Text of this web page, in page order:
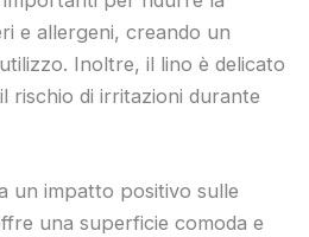
e allergeni, creando un
Inoltre, il lino è delicato
rischio di irritazioni durante
un impatto positivo sulle
una superficie comoda e